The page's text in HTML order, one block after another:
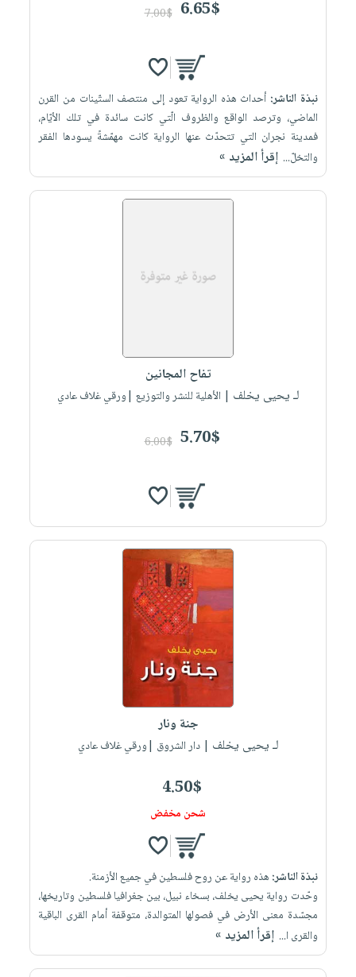
6.65$
7.00$
نبذة الناشر: أحداث هذه الرواية تعود إلى منتصف الستّينات من القرن
الماضي، وترصد الواقع والظروف الّتي كانت سائدة في تلك الأيّام،
فمدينة نجران التي تتحدّث عنها الرواية كانت مهمّشةً يسودها الفقر
والتخلّ... إقرأ المزيد »
تفاح المجانين
لـ يحيى يخلف | الأهلية للنشر والتوزيع |ورقي غلاف عادي
5.70$
6.00$
جنة ونار
لـ يحيى يخلف | دار الشروق |ورقي غلاف عادي
4.50$
شحن مخفض
نبذة الناشر: هذه رواية عن روح فلسطين في جميع الأزمنة.
وحّدت رواية يحيى يخلف، بسخاء نبيل، بين جغرافيا فلسطين وتاريخها،
مجسّدة معنى الأرض في فصولها المتوالدة، متوقفة أمام القرى الباقية
والقرى ا... إقرأ المزيد »